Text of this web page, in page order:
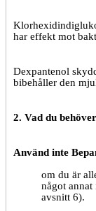
har effekt mot
Dexpantenol
bibehåller den
2. Vad du
Använd inte
om du är
något annat
avsnitt 6).